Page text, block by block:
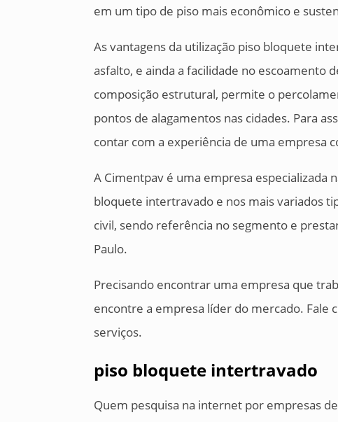
em um tipo de piso mais econômico e
As vantagens da utilização piso bloquete
asfalto, e ainda a facilidade no escoamento
composição estrutural, permite o
pontos de alagamentos nas cidades. Para
contar com a experiência de uma empresa
A Cimentpav é uma empresa especializada
bloquete intertravado e nos mais variados
civil, sendo referência no segmento e
Paulo.
Precisando encontrar uma empresa que
encontre a empresa líder do mercado. Fale
serviços.
piso bloquete intertravado
Quem pesquisa na internet por empresas